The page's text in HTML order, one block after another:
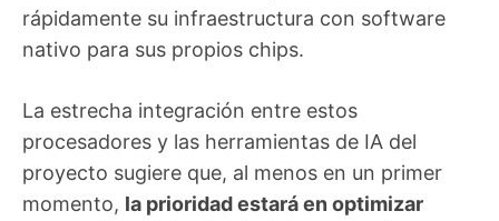
rápidamente su infraestructura con software
nativo para sus propios chips.
La estrecha integración entre estos
procesadores y las herramientas de IA del
proyecto sugiere que, al menos en un primer
momento, la prioridad estará en optimizar